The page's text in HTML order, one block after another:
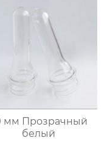
мм Прозрачный
белый